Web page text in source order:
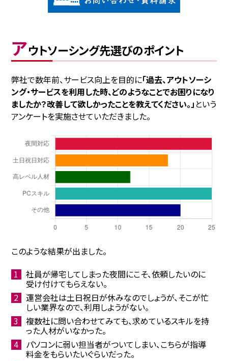
アウトソーシング先選びのポイント
弊社で数年前、サービス向上を目的に「過去、アウトソーシ
ング・サービスを利用した時、どのようなことでお困りになり
ましたか？改善して欲しかったことを教えてください。」 という
アンケートを実施させていただきました。
このような結果が出ました。
社員が帰宅してしまった夜間にこそ、依頼したいのに
受け付けてもらえない。
運営会社は土日祝日が休みなのでしょうが、そこが忙
しい業界なので、利用しようがない。
複数社に問い合わせてみても、求めているスキルを持
った人材がいなかった。
パソコンに弱い担当者がついてしまい、こちらが指導
料金をもらいたいぐらいだった。